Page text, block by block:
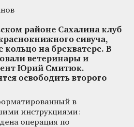
районе Сахалина клуб
сивуча,
кольцо на брекватере. В
ветеринары и
Юрий Смитюк.
освободить второго
в
инструкциями:
операция по